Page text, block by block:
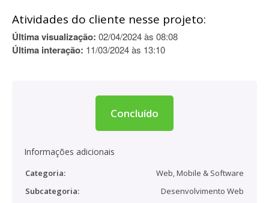
Atividades do cliente nesse projeto:
Última visualização: 02/04/2024 às 08:08
Última interação: 11/03/2024 às 13:10
Concluído
Informações adicionais
Categoria:
Web, Mobile & Software
Subcategoria:
Desenvolvimento Web